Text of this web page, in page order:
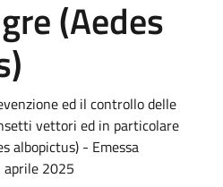
(Aedes
ed il controllo delle
vettori ed in particolare
albopictus) - Emessa
2025